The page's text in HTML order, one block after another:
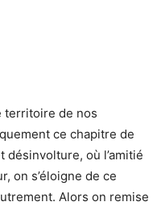
territoire de nos
ce chapitre de
désinvolture, où l’amitié
on s’éloigne de ce
Alors on remise